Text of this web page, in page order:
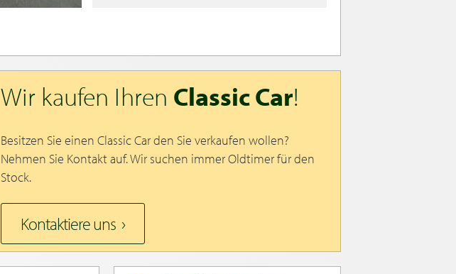
Wir kaufen Ihren Classic Car!
Besitzen Sie einen Classic Car den Sie verkaufen wollen?
Nehmen Sie Kontakt auf. Wir suchen immer Oldtimer für den
Stock.
Kontaktiere uns